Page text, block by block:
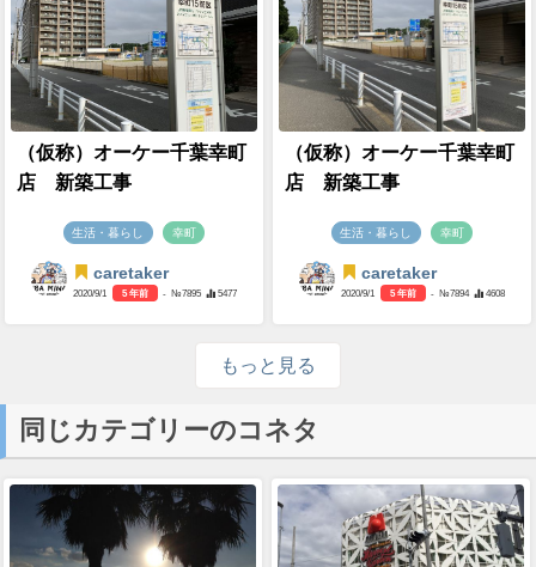
（仮称）オーケー千葉幸町
店 新築工事
生活・暮らし 幸町
caretaker
2020/9/1 5 年前 - №7895 5477
（仮称）オーケー千葉幸町
店 新築工事
生活・暮らし 幸町
caretaker
2020/9/1 5 年前 - №7894 4608
もっと見る
同じカテゴリーのコネタ